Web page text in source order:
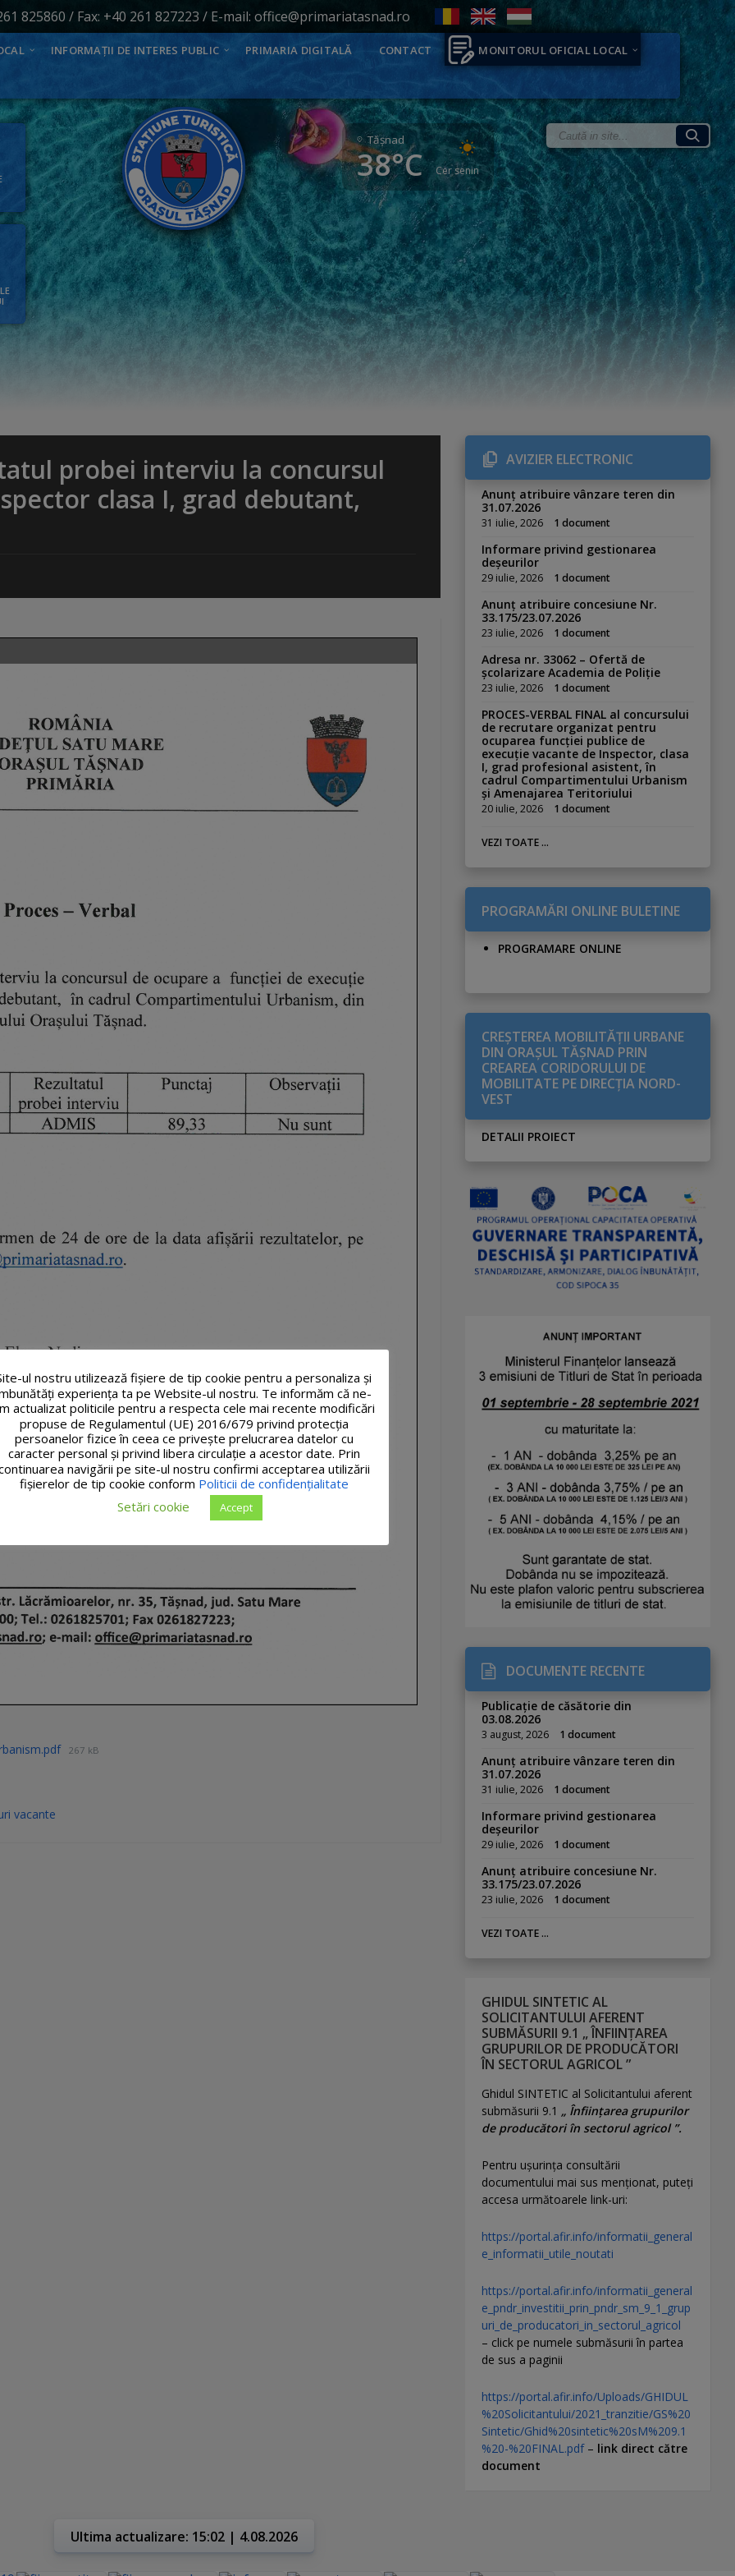
825860 / Fax: +40 261 827223 / E-mail: office@primariatasnad.ro
INFORMAȚII DE INTERES PUBLIC PRIMARIA DIGITALĂ CONTACT MONITORUL OFICIAL LOCAL
Tăşnad
38°C Cer senin
probei interviu la concursul
clasa I, grad debutant,
267 kB
vacante
AVIZIER ELECTRONIC
Anunț atribuire vânzare teren din
31.07.2026
31 iulie, 2026 1 document
Informare privind gestionarea
deșeurilor
29 iulie, 2026 1 document
Anunț atribuire concesiune Nr.
33.175/23.07.2026
23 iulie, 2026 1 document
Adresa nr. 33062 – Ofertă de
școlarizare Academia de Poliție
23 iulie, 2026 1 document
PROCES-VERBAL FINAL al concursului
de recrutare organizat pentru
ocuparea funcției publice de
execuție vacante de Inspector, clasa
I, grad profesional asistent, în
cadrul Compartimentului Urbanism
și Amenajarea Teritoriului
20 iulie, 2026 1 document
VEZI TOATE ...
PROGRAMĂRI ONLINE BULETINE
PROGRAMARE ONLINE
CREŞTEREA MOBILITĂŢII URBANE
DIN ORAŞUL TĂŞNAD PRIN
CREAREA CORIDORULUI DE
MOBILITATE PE DIRECŢIA NORD-
VEST
DETALII PROIECT
DOCUMENTE RECENTE
Publicație de căsătorie din
03.08.2026
3 august, 2026 1 document
Anunț atribuire vânzare teren din
31.07.2026
31 iulie, 2026 1 document
Informare privind gestionarea
deșeurilor
29 iulie, 2026 1 document
Anunț atribuire concesiune Nr.
33.175/23.07.2026
23 iulie, 2026 1 document
VEZI TOATE ...
GHIDUL SINTETIC AL
SOLICITANTULUI AFERENT
SUBMĂSURII 9.1 „ ÎNFIINȚAREA
GRUPURILOR DE PRODUCĂTORI
ÎN SECTORUL AGRICOL ”
Ghidul SINTETIC al Solicitantului aferent
submăsurii 9.1 „ Înființarea grupurilor
de producători în sectorul agricol ”.
Pentru uşurinţa consultării
documentului mai sus menţionat, puteţi
accesa următoarele link-uri:
https://portal.afir.info/informatii_general
e_informatii_utile_noutati
https://portal.afir.info/informatii_general
e_pndr_investitii_prin_pndr_sm_9_1_grup
uri_de_producatori_in_sectorul_agricol
– click pe numele submăsurii în partea
de sus a paginii
https://portal.afir.info/Uploads/GHIDUL
%20Solicitantului/2021_tranzitie/GS%20
Sintetic/Ghid%20sintetic%20sM%209.1
%20-%20FINAL.pdf– link direct către
document
Ultima actualizare: 15:02 | 4.08.2026
ul nostru utilizează fişiere de tip cookie pentru a personaliza și
experiența ta pe Website-ul nostru. Te informăm că ne-
actualizat politicile pentru a respecta cele mai recente modificări
propuse de Regulamentul (UE) 2016/679 privind protecția
persoanelor fizice în ceea ce privește prelucrarea datelor cu
caracter personal și privind libera circulație a acestor date. Prin
navigării pe site-ul nostru confirmi acceptarea utilizării
fişierelor de tip cookie conform Politicii de confidențialitate
Setări cookie
Accept